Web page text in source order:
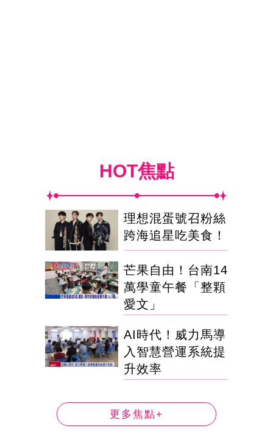
HOT焦點
理想混蛋號召粉絲
跨海追星吃美食！
芒果自由！台南14
萬學童午餐「整顆
愛文」
AI時代！威力馬導
入智慧營運系統提
升效率
更多焦點+